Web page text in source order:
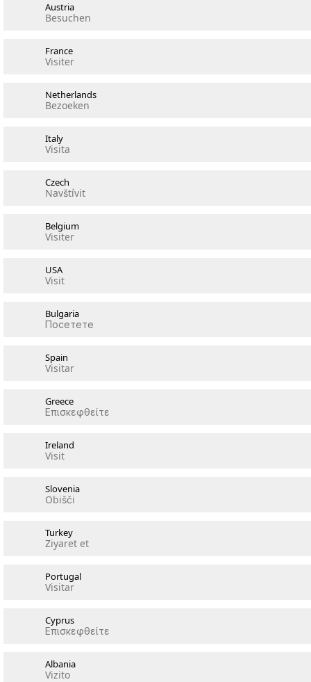
Austria
Besuchen
France
Visiter
Netherlands
Bezoeken
Italy
Visita
Czech
Navštívit
Belgium
Visiter
USA
Visit
Bulgaria
Посетете
Spain
Visitar
Greece
Επισκεφθείτε
Ireland
Visit
Slovenia
Obišči
Turkey
Ziyaret et
Portugal
Visitar
Cyprus
Επισκεφθείτε
Albania
Vizito